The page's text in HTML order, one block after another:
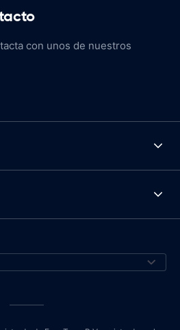
con unos de nuestros